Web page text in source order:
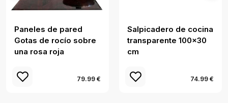
Paneles de pared
Gotas de rocío sobre
una rosa roja
79.99 €
Salpicadero de cocina
transparente 100x30
cm
74.99 €